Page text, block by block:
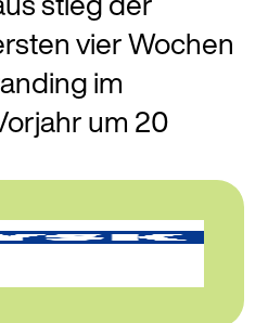
vier Wochen
im
um 20